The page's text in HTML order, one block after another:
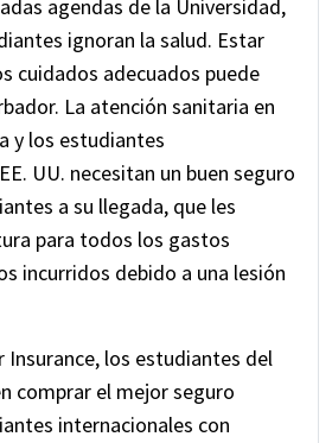
agendas de la Universidad,
ignoran la salud. Estar
cuidados adecuados puede
La atención sanitaria en
y los estudiantes
UU. necesitan un buen seguro
a su llegada, que les
para todos los gastos
incurridos debido a una lesión
Insurance, los estudiantes del
comprar el mejor seguro
internacionales con